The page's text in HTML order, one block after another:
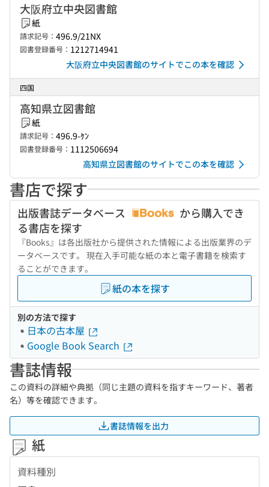
大阪府立中央図書館
紙
請求記号： 496.9/21NX
図書登録番号： 1212714941
大阪府立中央図書館のサイトでこの本を確認
四国
高知県立図書館
紙
請求記号： 496.9-ｹﾝ
図書登録番号： 1112506694
高知県立図書館のサイトでこの本を確認
書店で探す
出版書誌データベース
から購入でき
る書店を探す
『Books』は各出版社から提供された情報による出版業界のデ
ータベースです。 現在入手可能な紙の本と電子書籍を検索す
ることができます。
紙の本を探す
別の方法で探す
日本の古本屋
Google Book Search
書誌情報
この資料の詳細や典拠（同じ主題の資料を指すキーワード、著者
名）等を確認できます。
書誌情報を出力
紙
資料種別